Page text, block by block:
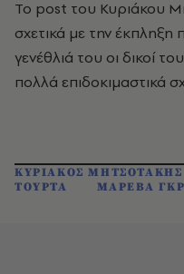
Το post του Κυριάκου
σχετικά με την
γενέθλιά του οι δικοί
πολλά επιδοκιμαστικά
ΚΥΡΙΑΚΟΣ ΜΗΤΣΟΤΑΚΗΣ
ΤΟΥΡΤΑ
ΜΑΡΕΒΑ